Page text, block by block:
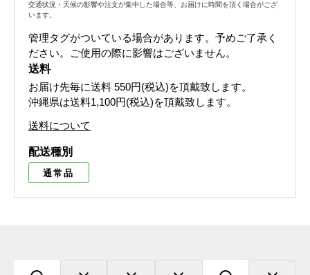
交通状況・天候の影響や注文が集中した場合等、お届けに時間を頂く場合がござ
います。
管理タグがついている場合があります。予めご了承く
ださい。ご使用の際に影響はございません。
送料
お届け先毎に送料 550円(税込)を頂戴致します。
沖縄県は送料1,100円(税込)を頂戴致します。
送料について
配送種別
通常品